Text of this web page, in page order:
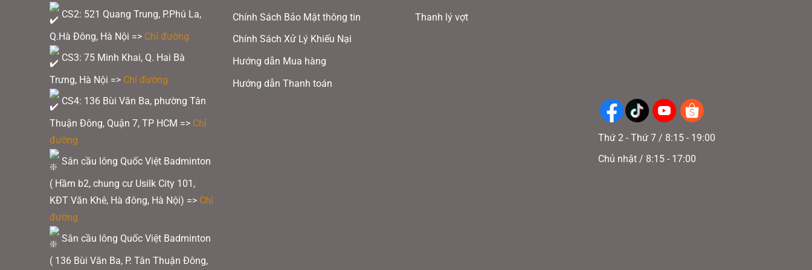
CS2: 521 Quang Trung, P.Phú La,
Q.Hà Đông, Hà Nội => Chỉ đường
CS3: 75 Minh Khai, Q. Hai Bà
Trưng, Hà Nội => Chỉ đường
CS4: 136 Bùi Văn Ba, phường Tân
Thuận Đông, Quận 7, TP HCM => Chỉ
đường
Sân cầu lông Quốc Việt Badminton
( Hầm b2, chung cư Usilk City 101,
KĐT Văn Khê, Hà đông, Hà Nội) => Chỉ
đường
Sân cầu lông Quốc Việt Badminton
( 136 Bùi Văn Ba, P. Tân Thuận Đông,
Chính Sách Bảo Mật thông tin
Chính Sách Xử Lý Khiếu Nại
Hướng dẫn Mua hàng
Hướng dẫn Thanh toán
Thanh lý vợt
Thứ 2 - Thứ 7 / 8:15 - 19:00
Chủ nhật / 8:15 - 17:00